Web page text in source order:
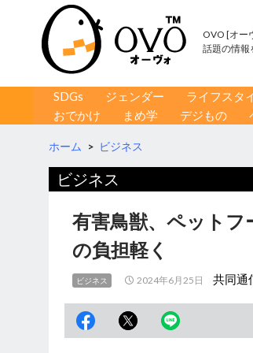
OVO [オー
話題の情報
コンテンツへ移動
SDGs ジェンダー ライフスタ
おでかけ
まめ学 デジもの
ホーム > ビジネス
ビジネス
有害鳥獣、ペットフ
の負担軽く
ビジネス 2024年6月25日 共同通